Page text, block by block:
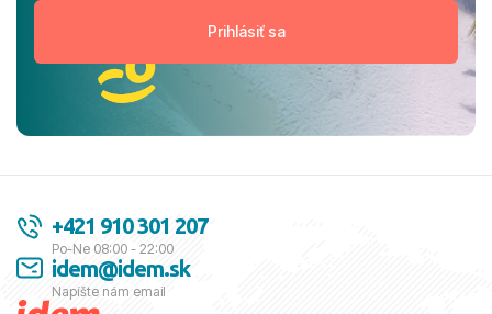
+421 910 301 207
Po-Ne 08:00 - 22:00
idem@idem.sk
Napíšte nám email